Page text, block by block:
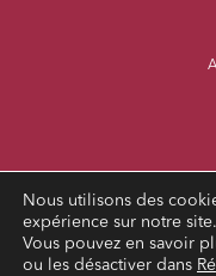
Nous utilisons des
expérience sur notre site.
Vous pouvez en savoir
ou les désactiver dans